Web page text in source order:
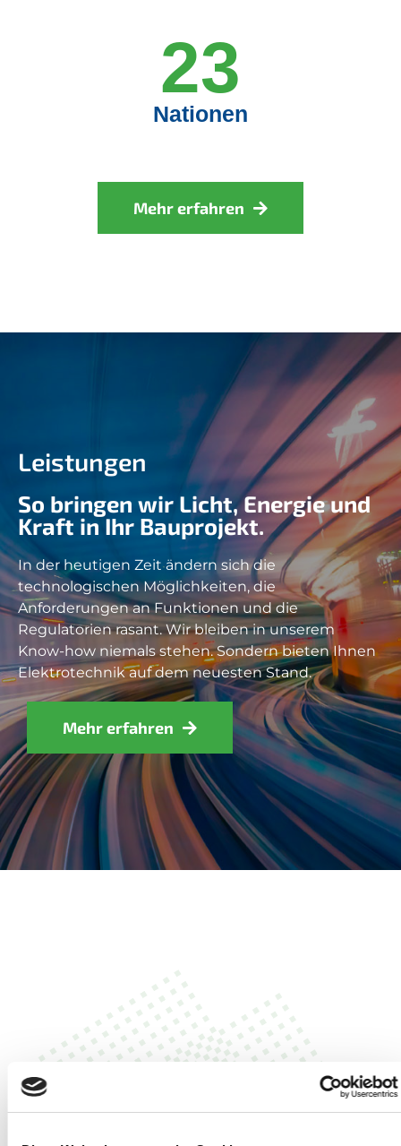
23
Nationen
Mehr erfahren
Leistungen
So bringen wir Licht, Energie und
Kraft in Ihr Bauprojekt.
In der heutigen Zeit ändern sich die
technologischen Möglichkeiten, die
Anforderungen an Funktionen und die
Regulatorien rasant. Wir bleiben in unserem
Know-how niemals stehen. Sondern bieten Ihnen
Elektrotechnik auf dem neuesten Stand.
Mehr erfahren